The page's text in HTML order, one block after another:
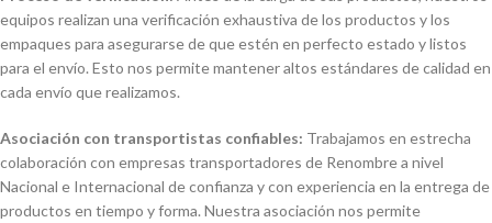
equipos realizan una verificación exhaustiva de los productos y los
empaques para asegurarse de que estén en perfecto estado y listos
para el envío. Esto nos permite mantener altos estándares de calidad en
cada envío que realizamos.
Asociación con transportistas confiables: Trabajamos en estrecha
colaboración con empresas transportadores de Renombre a nivel
Nacional e Internacional de confianza y con experiencia en la entrega de
productos en tiempo y forma. Nuestra asociación nos permite